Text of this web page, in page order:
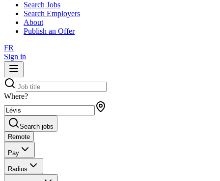
Search Jobs
Search Employers
About
Publish an Offer
FR
Sign in
Where?
Search jobs
Remote
Pay
Radius